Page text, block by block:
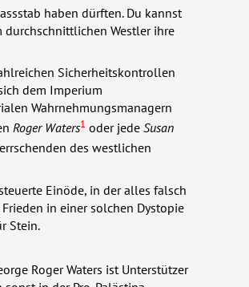
haben dürften. Du kannst
Westler ihre
Sicherheitskontrollen
dem Imperium
Wahrnehmungsmanagern
Roger Waters1 oder jede Susan
des westlichen
Einöde, in der alles falsch
in einer solchen Dystopie
Stein.
Roger Waters ist Unterstützer